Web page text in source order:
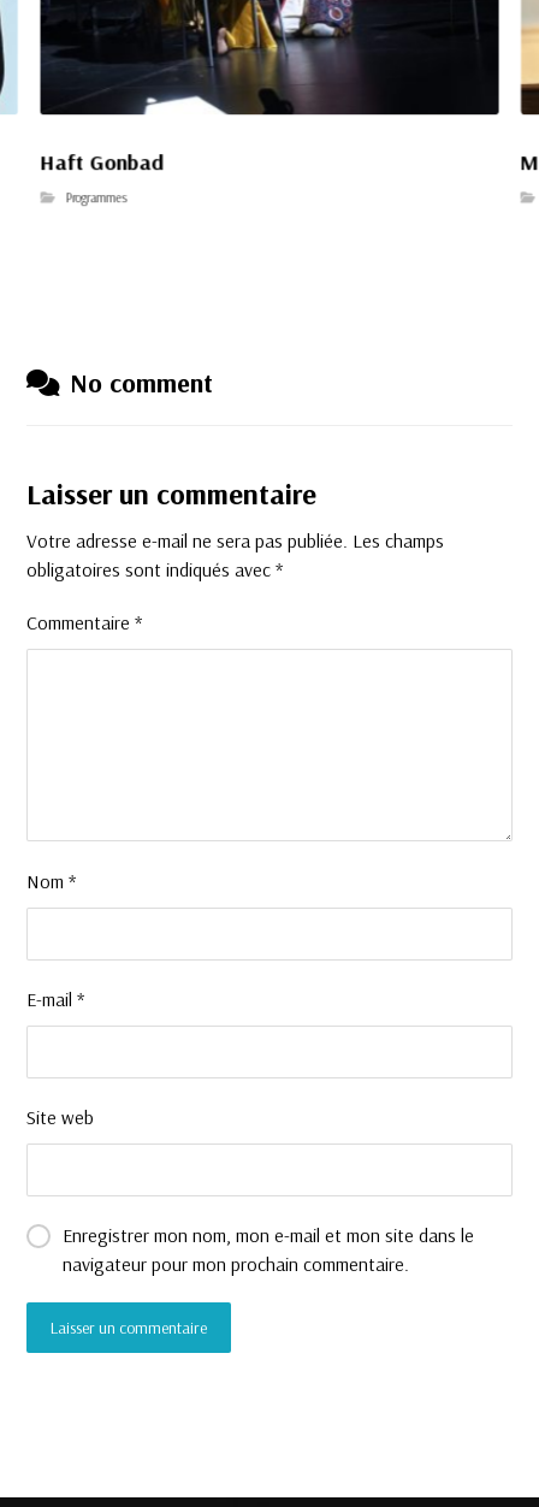
Haft Gonbad
Programmes
No comment
Laisser un commentaire
Votre adresse e-mail ne sera pas publiée. Les champs
obligatoires sont indiqués avec*
Commentaire*
Nom*
E-mail*
Site web
Enregistrer mon nom, mon e-mail et mon site dans le
navigateur pour mon prochain commentaire.